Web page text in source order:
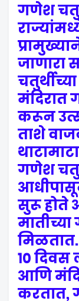
गणेश
जाणारा
मंदिरात
करून
ताशे
गणेश
सुरू होते
१०
आणि
करतात,